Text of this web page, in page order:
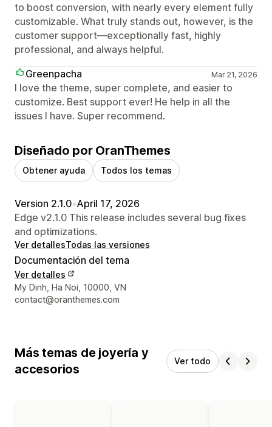
to boost conversion, with nearly every element fully
customizable. What truly stands out, however, is the
customer support—exceptionally fast, highly
professional, and always helpful.
Greenpacha
Mar 21, 2026
I love the theme, super complete, and easier to
customize. Best support ever! He help in all the
issues I have. Super recommend.
Diseñado por OranThemes
Obtener ayuda Todos los temas
Version 2.1.0•April 17, 2026
Edge v2.1.0 This release includes several bug fixes
and optimizations.
Ver detallesTodas las versiones
Documentación del tema
Ver detalles
Detalles de contacto del diseñador
My Dinh, Ha Noi, 10000, VN
contact@oranthemes.com
Más temas de joyería y
accesorios
Ver todo